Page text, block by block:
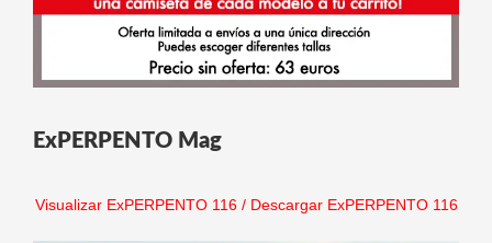
ExPERPENTO Mag
Visualizar ExPERPENTO 116/ Descargar ExPERPENTO 116